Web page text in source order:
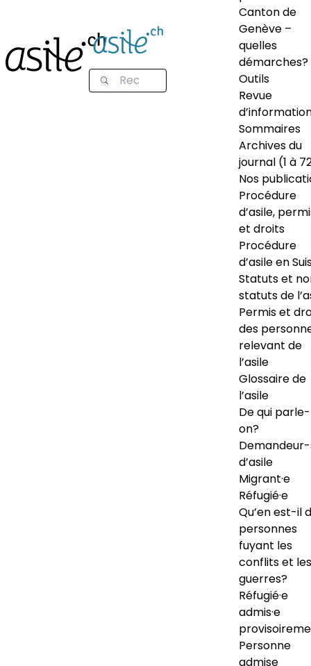
Canton de
Genève –
quelles
démarches?
Outils
Revue
Sommaires
Archives du
journal (1 à
Nos
Procédure
d’asile,
et droits
Procédure
d’asile en
Statuts et
statuts de
Permis et
des
relevant de
l’asile
Glossaire de
l’asile
De qui
on?
d’asile
Migrant·e
Réfugié·e
Qu’en est-il
personnes
fuyant les
conflits et les
guerres?
Réfugié·e
admis·e
Personne
admise